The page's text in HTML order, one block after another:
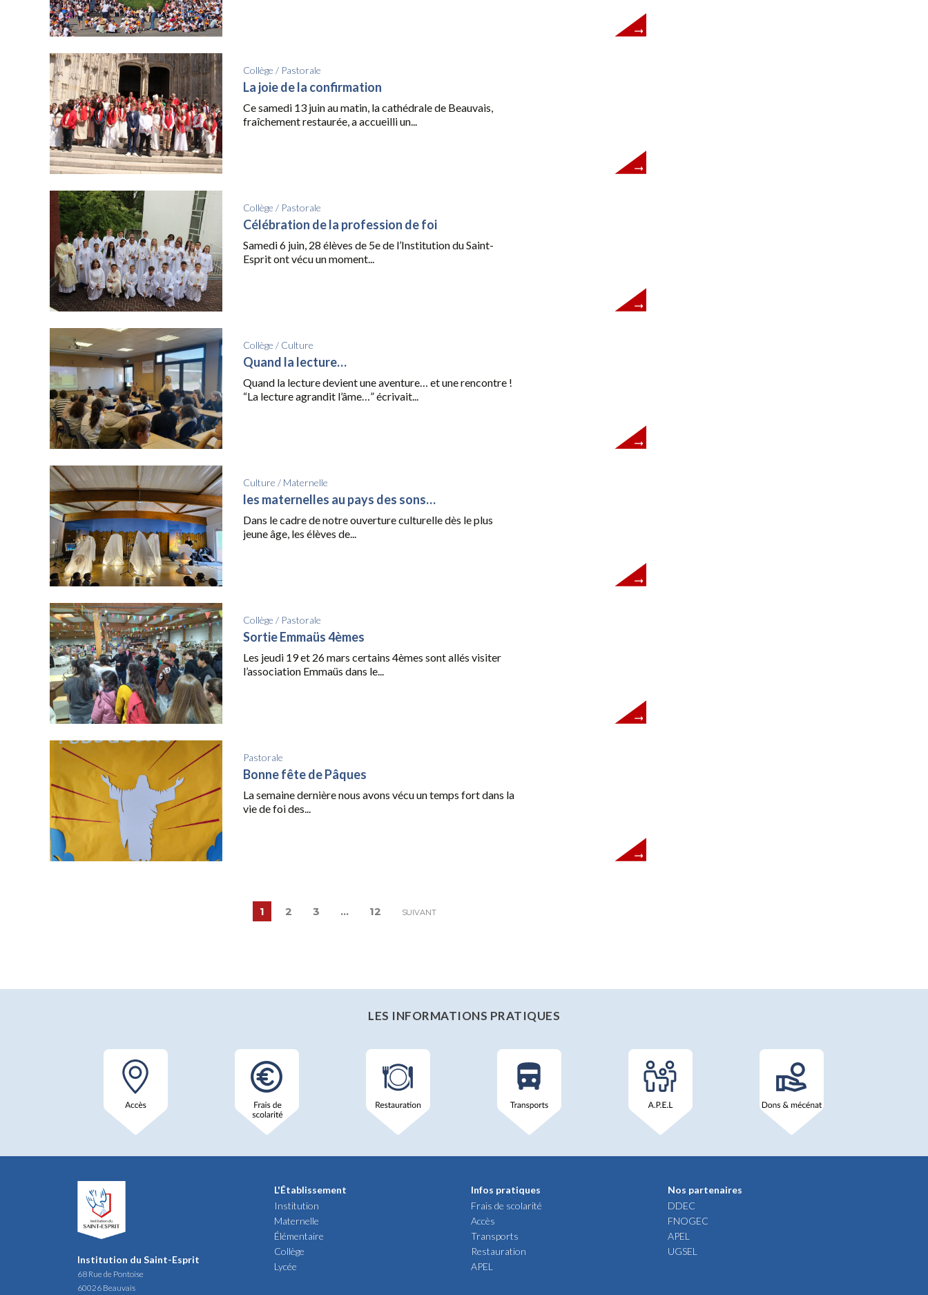
Collège / Pastorale
La joie de la confirmation
Ce samedi 13 juin au matin, la cathédrale de Beauvais,
fraîchement restaurée, a accueilli un...
Collège / Pastorale
Célébration de la profession de foi
Samedi 6 juin, 28 élèves de 5e de l’Institution du Saint-
Esprit ont vécu un moment...
Collège / Culture
Quand la lecture…
Quand la lecture devient une aventure… et une rencontre !
“La lecture agrandit l’âme…” écrivait...
Culture / Maternelle
les maternelles au pays des sons…
Dans le cadre de notre ouverture culturelle dès le plus
jeune âge, les élèves de...
Collège / Pastorale
Sortie Emmaüs 4èmes
Les jeudi 19 et 26 mars certains 4èmes sont allés visiter
l’association Emmaüs dans le...
Pastorale
Bonne fête de Pâques
La semaine dernière nous avons vécu un temps fort dans la
vie de foi des...
1 2 3 … 12 SUIVANT
LES INFORMATIONS PRATIQUES
Institution du Saint-Esprit
68 Rue de Pontoise
60026 Beauvais
L'Établissement
Institution
Maternelle
Élémentaire
Collège
Lycée
Infos pratiques
Frais de scolarité
Accès
Transports
Restauration
APEL
Nos partenaires
DDEC
FNOGEC
APEL
UGSEL